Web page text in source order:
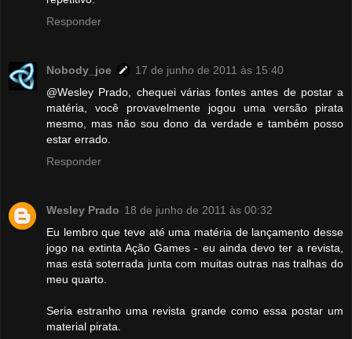
Responder
Nobody_joe
17 de junho de 2011 às 15:40
@Wesley Prado, chequei várias fontes antes de postar a
matéria, você provavelmente jogou uma versão pirata
mesmo, mas não sou dono da verdade e também posso
estar errado.
Responder
Wesley Prado 18 de junho de 2011 às 00:32
Eu lembro que teve até uma matéria de lançamento desse
jogo na extinta Ação Games - eu ainda devo ter a revista,
mas está soterrada junta com muitas outras nas tralhas do
meu quarto.
Seria estranho uma revista grande como essa postar um
material pirata.